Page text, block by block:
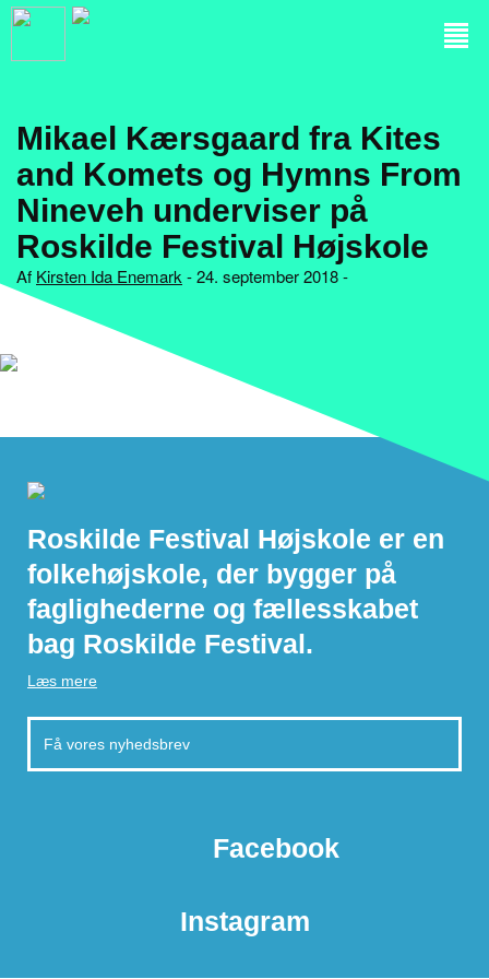
Mikael Kærsgaard fra Kites
and Komets og Hymns From
Nineveh underviser på
Roskilde Festival Højskole
Af Kirsten Ida Enemark - 24. september 2018 -
Roskilde Festival Højskole er en
folkehøjskole, der bygger på
faglighederne og fællesskabet
bag Roskilde Festival.
Læs mere
Facebook
Instagram